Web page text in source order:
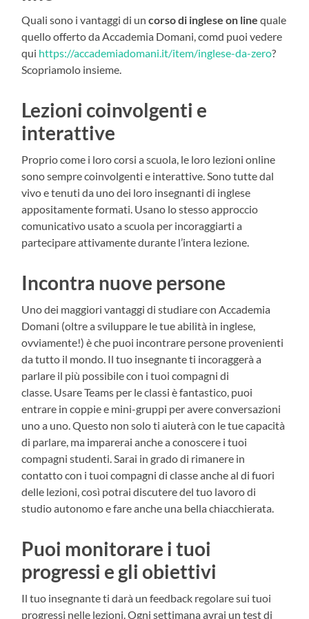
Quali sono i vantaggi di uncorso di inglese on linequale
quello offerto da Accademia Domani, comd puoi vedere
qui https://accademiadomani.it/item/inglese-da-zero?
Scopriamolo insieme.
Lezioni coinvolgenti e
interattive
Proprio come i loro corsi a scuola, le loro lezioni online
sono sempre coinvolgenti e interattive. Sono tutte dal
vivo e tenuti da uno dei loro insegnanti di inglese
appositamente formati. Usano lo stesso approccio
comunicativo usato a scuola per incoraggiarti a
partecipare attivamente durante l’intera lezione.
Incontra nuove persone
Uno dei maggiori vantaggi di studiare con Accademia
Domani (oltre a sviluppare le tue abilità in inglese,
ovviamente!) è che puoi incontrare persone provenienti
da tutto il mondo. Il tuo insegnante ti incoraggerà a
parlare il più possibile con i tuoi compagni di
classe. Usare Teams per le classi è fantastico, puoi
entrare in coppie e mini-gruppi per avere conversazioni
uno a uno. Questo non solo ti aiuterà con le tue capacità
di parlare, ma imparerai anche a conoscere i tuoi
compagni studenti. Sarai in grado di rimanere in
contatto con i tuoi compagni di classe anche al di fuori
delle lezioni, così potrai discutere del tuo lavoro di
studio autonomo e fare anche una bella chiacchierata.
Puoi monitorare i tuoi
progressi e gli obiettivi
Il tuo insegnante ti darà un feedback regolare sui tuoi
progressi nelle lezioni. Ogni settimana avrai un test di